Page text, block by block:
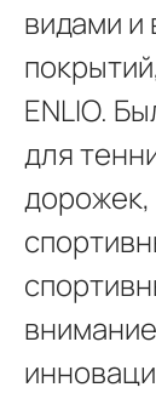
видами и
ENLIO.
для